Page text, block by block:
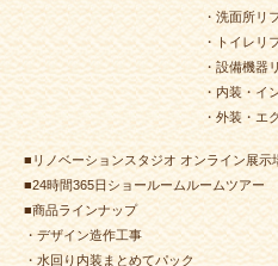
・洗面所リ
・トイレリ
・設備機器
・内装・イ
・外装・エ
■リノベーションスタジオ オンライン展示
■24時間365日ショールームルームツアー
■商品ラインナップ
・デザイン造作工事
・水回り内装まとめてパック